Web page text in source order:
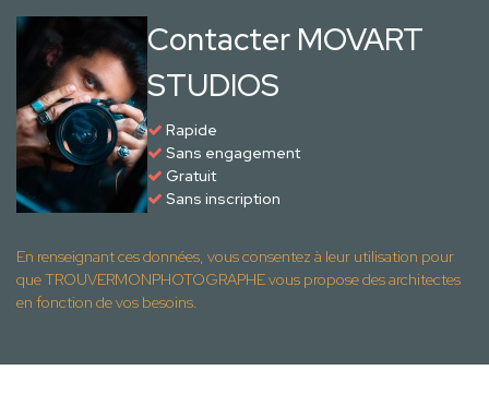
Contacter MOVART
STUDIOS
Rapide
Sans engagement
Gratuit
Sans inscription
En renseignant ces données, vous consentez à leur utilisation pour
que TROUVERMONPHOTOGRAPHE vous propose des architectes
en fonction de vos besoins.